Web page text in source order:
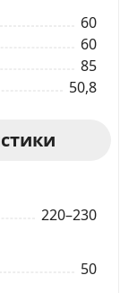
60
60
85
50,8
220–230
50